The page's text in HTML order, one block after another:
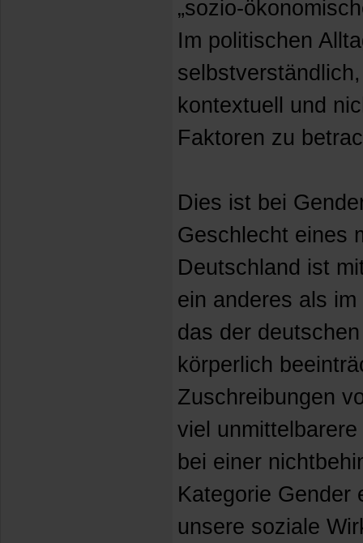
„sozio-
Im politischen
kontextuell und
Faktoren zu
Dies ist bei
Geschlecht eines
Deutschland ist
ein anderes als
das der
körperlich
Zuschreibungen
viel
bei einer
Kategorie Gender
unsere soziale